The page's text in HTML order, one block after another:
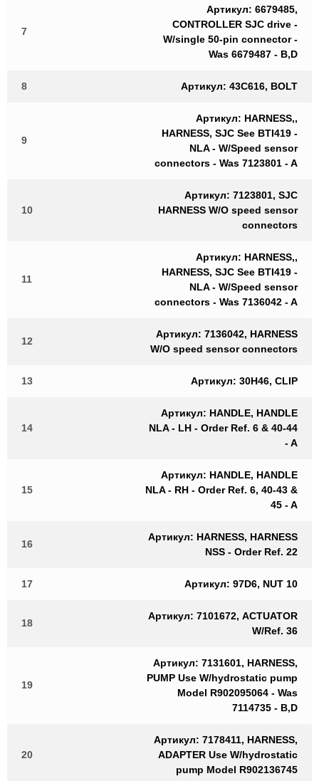
7
Артикул: 6679485,
CONTROLLER SJC drive -
W/single 50-pin connector -
Was 6679487 - B,D
8 Артикул: 43C616, BOLT
9
Артикул: HARNESS,,
HARNESS, SJC See BTI419 -
NLA - W/Speed sensor
connectors - Was 7123801 - A
10
Артикул: 7123801, SJC
HARNESS W/O speed sensor
connectors
11
Артикул: HARNESS,,
HARNESS, SJC See BTI419 -
NLA - W/Speed sensor
connectors - Was 7136042 - A
12
Артикул: 7136042, HARNESS
W/O speed sensor connectors
13 Артикул: 30H46, CLIP
14
Артикул: HANDLE, HANDLE
NLA - LH - Order Ref. 6 & 40-44
- A
15
Артикул: HANDLE, HANDLE
NLA - RH - Order Ref. 6, 40-43 &
45 - A
16
Артикул: HARNESS, HARNESS
NSS - Order Ref. 22
17 Артикул: 97D6, NUT 10
18
Артикул: 7101672, ACTUATOR
W/Ref. 36
19
Артикул: 7131601, HARNESS,
PUMP Use W/hydrostatic pump
Model R902095064 - Was
7114735 - B,D
20
Артикул: 7178411, HARNESS,
ADAPTER Use W/hydrostatic
pump Model R902136745